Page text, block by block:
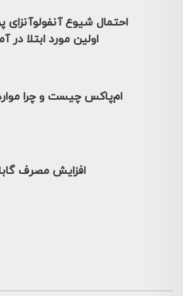
احتمال شیوع آنفولوآنزای
اولین مورد ابتلا در آمریکا در
ام‌پاکس چیست و چرا موارد
افزایش مصرف